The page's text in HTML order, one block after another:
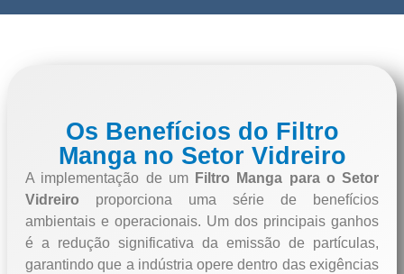
Os Benefícios do Filtro
Manga no Setor Vidreiro
A implementação de um Filtro Manga para o Setor
Vidreiro proporciona uma série de benefícios
ambientais e operacionais. Um dos principais ganhos
é a redução significativa da emissão de partículas,
garantindo que a indústria opere dentro das exigências